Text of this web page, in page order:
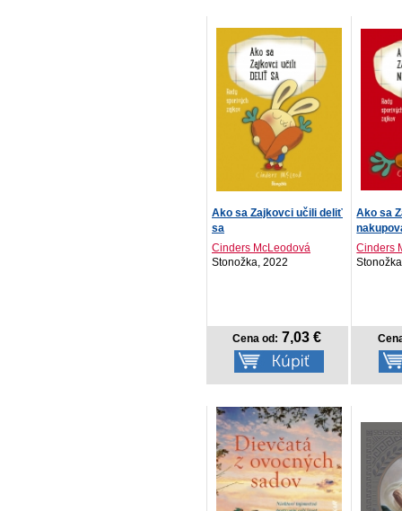
Ako sa Zajkovci učili deliť
sa
Cinders McLeodová
Stonožka, 2022
Cena od: 7,03 €
Ako sa
Cinders